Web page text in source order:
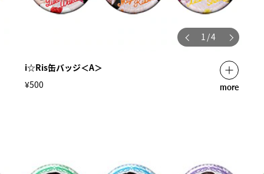
1 /4
i☆Ris缶バッジ＜A＞
¥500
more